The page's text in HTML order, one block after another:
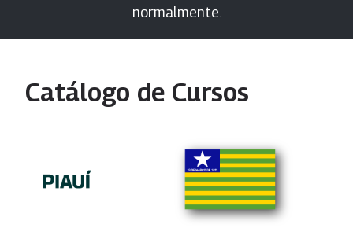
normalmente.
Catálogo de Cursos